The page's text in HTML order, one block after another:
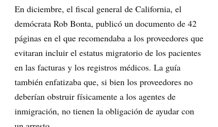
En diciembre, el fiscal general de California, el
demócrata Rob Bonta, publicó un documento de 42
páginas en el que recomendaba a los proveedores que
evitaran incluir el estatus migratorio de los pacientes
en las facturas y los registros médicos. La guía
también enfatizaba que, si bien los proveedores no
deberían obstruir físicamente a los agentes de
inmigración, no tienen la obligación de ayudar con